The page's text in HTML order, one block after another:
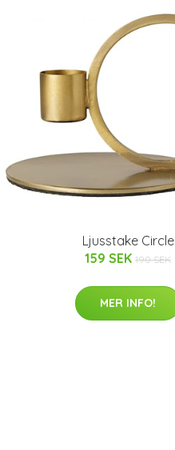
Ljusstake Circle
159 SEK 190 SEK
MER INFO!